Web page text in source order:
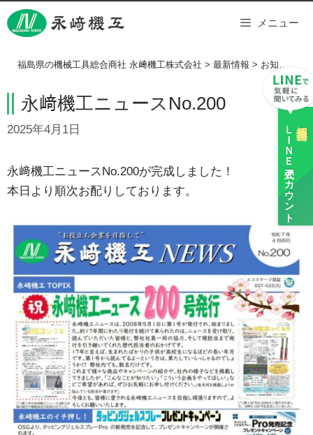
Skip
to
ＬＩＮＥ
公式アカウント
メニュー
福島県の機械工具総合商社 永﨑機工株式会社 > 最新情報 > お知らせ >
永﨑機工ニュースNo.200
2025年4月1日
永﨑機工ニュースNo.200が完成しました！
本日より順次お配りしております。